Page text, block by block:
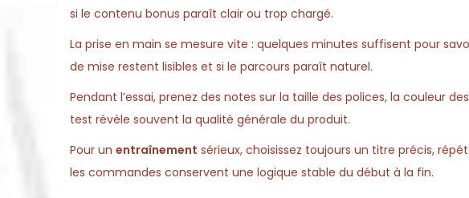
si le contenu bonus paraît clair ou trop chargé.
La prise en main se mesure vite : quelques minutes suffisent pour
de mise restent lisibles et si le parcours paraît naturel.
Pendant l’essai, prenez des notes sur la taille des polices, la couleur
test révèle souvent la qualité générale du produit.
Pour un entraînement sérieux, choisissez toujours un titre précis,
les commandes conservent une logique stable du début à la fin.